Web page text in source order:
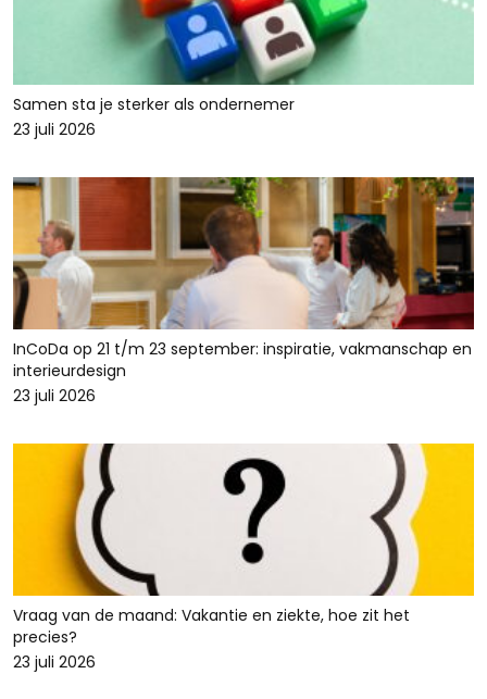
Samen sta je sterker als ondernemer
23 juli 2026
InCoDa op 21 t/m 23 september: inspiratie, vakmanschap en
interieurdesign
23 juli 2026
Vraag van de maand: Vakantie en ziekte, hoe zit het
precies?
23 juli 2026